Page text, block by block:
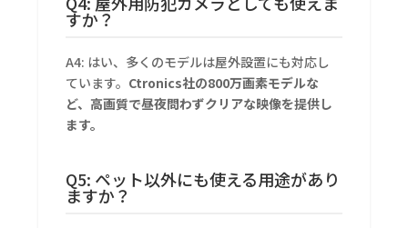
すか？
A4: はい、多くのモデルは屋外設置にも対応し
ています。 Ctronics社の800万画素モデルな
ど、高画質で昼夜問わずクリアな映像を提供し
ます。
Q5: ペット以外にも使える用途があり
ますか？